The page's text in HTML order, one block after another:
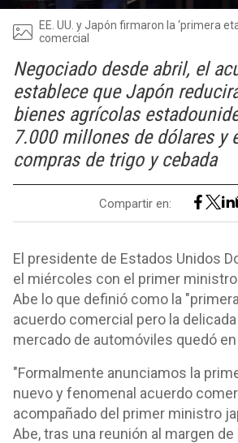
EE. UU. y Japón firmaron la ‘primera
comercial
Negociado desde abril, el
establece que Japón
bienes agrícolas
7.000 millones de dólares y
compras de trigo y cebada
Compartir en:
El presidente de Estados Unidos
el miércoles con el primer
Abe lo que definió como la
acuerdo comercial pero la
mercado de automóviles quedó
"Formalmente anunciamos la
nuevo y fenomenal acuerdo
acompañado del primer ministro
Abe, tras una reunión al margen de